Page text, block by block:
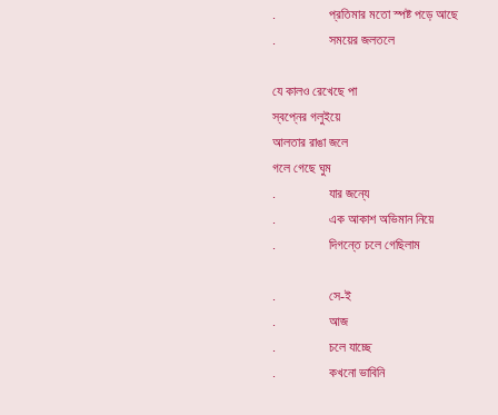
. প্রতিমার মতো স্পষ্ট পড়ে আছে
. সময়ের জলতলে
যে কালও রেখেছে পা
স্বপ্নের গলুইয়ে
আলতার রাঙা জলে
গলে গেছে ঘুম
. যার জন্যে
. এক আকাশ অভিমান নিয়ে
. দিগন্তে চলে গেছিলাম
. সে-ই
. আজ
. চলে যাচ্ছে
. কখনো ভাবিনি